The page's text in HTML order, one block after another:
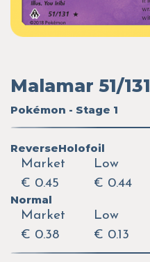
Malamar 51/131
Pokémon - Stage 1
ReverseHolofoil
Market
€ 0.45
Low
€ 0.44
Normal
Market
€ 0.38
Low
€ 0.13